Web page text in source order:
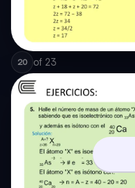
20 of 23